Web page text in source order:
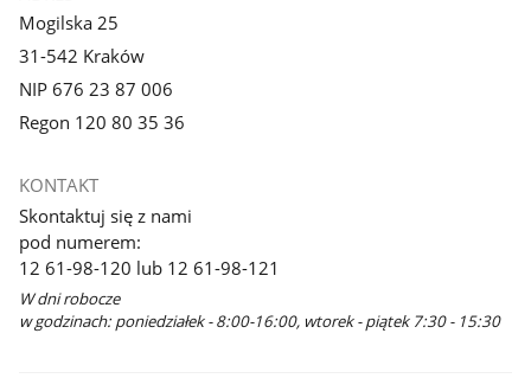
Mogilska 25
31-542 Kraków
NIP 676 23 87 006
Regon 120 80 35 36
KONTAKT
Skontaktuj się z nami
pod numerem:
12 61-98-120 lub 12 61-98-121
W dni robocze
w godzinach: poniedziałek - 8:00-16:00, wtorek - piątek 7:30 - 15:30